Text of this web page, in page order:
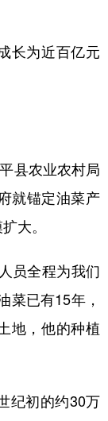
长为近百亿元
县农业农村局
就锚定油菜产
大。
员全程为我们
菜已有15年，
地，他的种植
纪初的约30万